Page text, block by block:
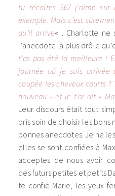
tu récoltes 567 j’aime sur
exemple. Mais c’est
qu’il arrive« . Charlotte ne
l’anecdote la plus drôle
t’as pas été la meilleure !
journée où je suis arrivée
coupée les cheveux courts
nouveau » et je t’ai dit «
Leur discours était tout
pris soin de choisir les bons
bonnes anecdotes. Je ne
elles se sont confiées à
acceptes de nous avoir
des futurs petites et petits
te confie Marie, les yeux